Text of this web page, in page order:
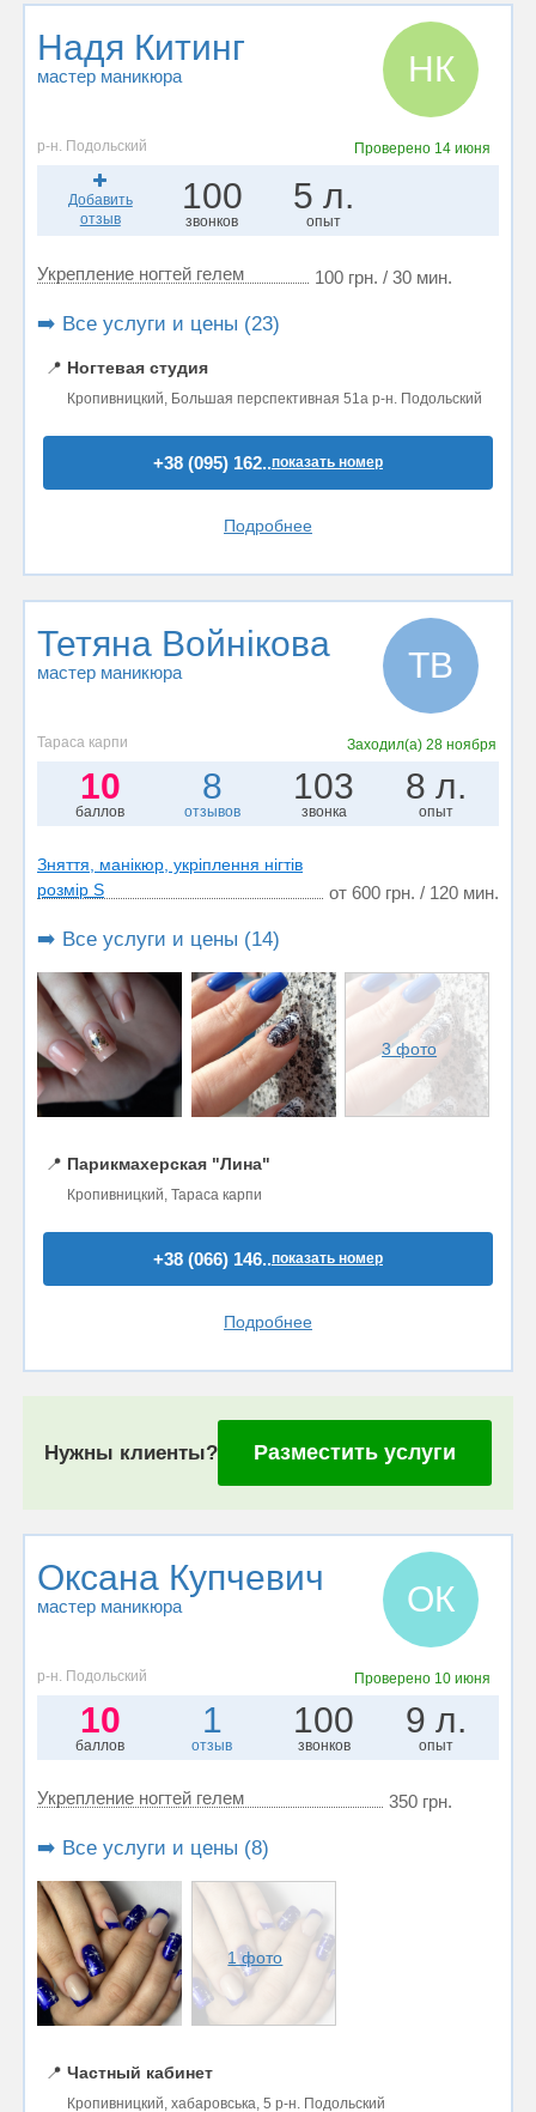
Надя Китинг
мастер маникюра НК
р-н. Подольский Проверено 14 июня
Добавить
отзыв
100
звонков
5 л.
опыт
Укрепление ногтей гелем 100 грн. / 30 мин.
➡️ Все услуги и цены (23)
📍 Ногтевая студия
Кропивницкий, Большая перспективная 51а р-н. Подольский
+38 (095) 162..показать номер
Подробнее
Тетяна Войнікова
мастер маникюра ТВ
Тараса карпи Заходил(а)28 ноября
10
баллов
8
отзывов
103
звонка
8 л.
опыт
Зняття, манікюр, укріплення нігтів
розмір S
от 600 грн. / 120 мин.
➡️ Все услуги и цены (14)
3 фото
📍 Парикмахерская "Лина"
Кропивницкий, Тараса карпи
+38 (066) 146..показать номер
Подробнее
Нужны клиенты? Разместить услуги
Оксана Купчевич
мастер маникюра ОК
р-н. Подольский Проверено 10 июня
10
баллов
1
отзыв
100
звонков
9 л.
опыт
Укрепление ногтей гелем 350 грн.
➡️ Все услуги и цены (8)
1 фото
📍 Частный кабинет
Кропивницкий, хабаровська, 5 р-н. Подольский